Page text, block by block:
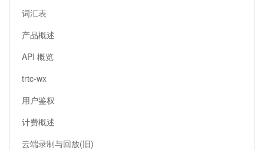
词汇表
产品概述
API 概览
trtc-wx
用户鉴权
计费概述
云端录制与回放(旧)